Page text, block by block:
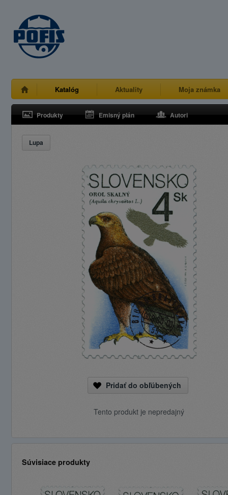
Katalóg Aktuality Moja známka
Produkty Emisný plán Autori
Lupa
Pridať do obľúbených
Tento produkt je nepredajný
Súvisiace produkty